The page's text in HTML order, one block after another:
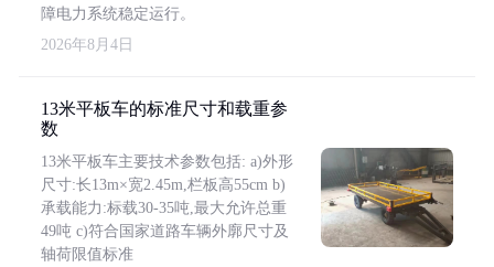
障电力系统稳定运行。
2026年8月4日
13米平板车的标准尺寸和载重参
数
13米平板车主要技术参数包括: a)外形
尺寸:长13m×宽2.45m,栏板高55cm b)
承载能力:标载30-35吨,最大允许总重
49吨 c)符合国家道路车辆外廓尺寸及
轴荷限值标准